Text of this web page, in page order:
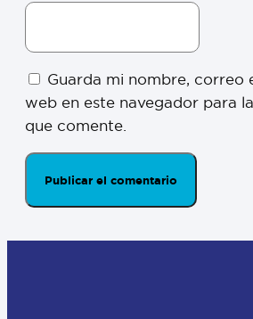
Guarda mi nombre, correo
web en este navegador para
que comente.